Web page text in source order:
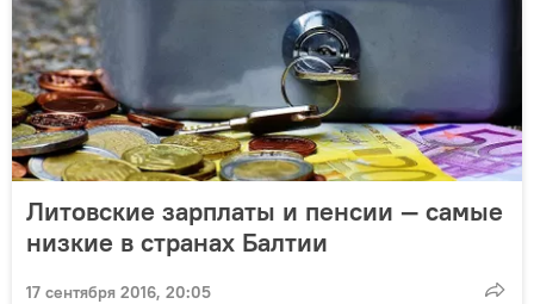
Литовские зарплаты и пенсии — самые
низкие в странах Балтии
17 сентября 2016, 20:05